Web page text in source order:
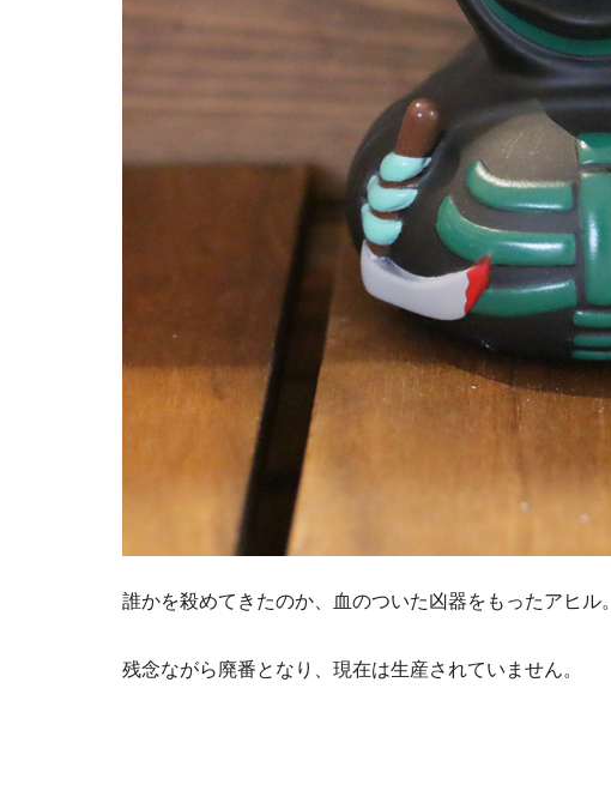
誰かを殺めてきたのか、血のついた凶器をもったアヒル。
残念ながら廃番となり、現在は生産されていません。